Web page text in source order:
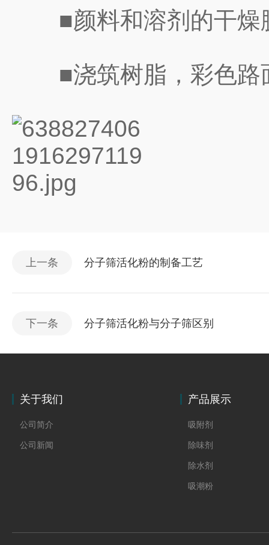
■颜料和溶剂的干燥
■浇筑树脂，彩色路
上一条 分子筛活化粉的制备工艺
下一条 分子筛活化粉与分子筛区别
关于我们
公司简介
公司新闻
产品展示
吸附剂
除味剂
除水剂
吸潮粉